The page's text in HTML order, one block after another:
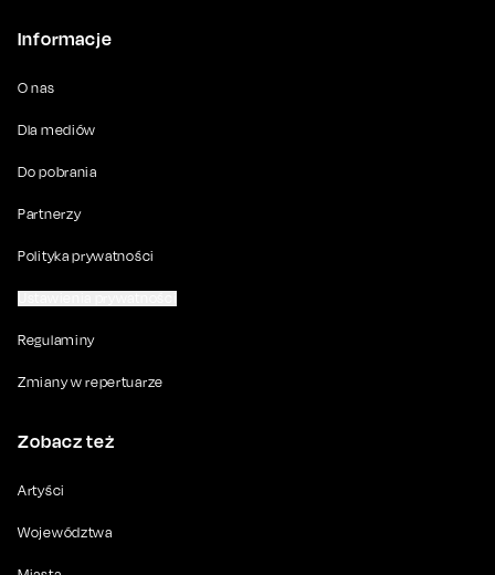
Informacje
O nas
Dla mediów
Do pobrania
Partnerzy
Polityka prywatności
Regulaminy
Zmiany w repertuarze
Zobacz też
Artyści
Województwa